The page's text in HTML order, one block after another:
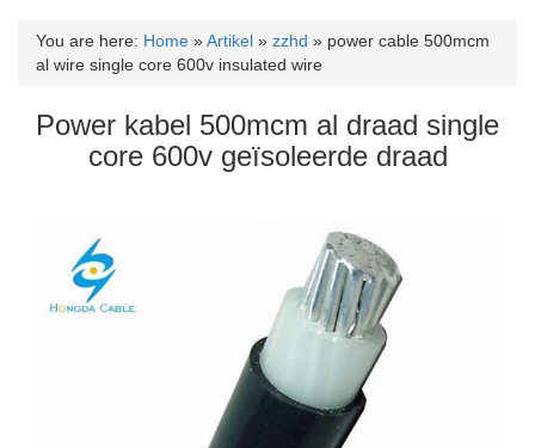
i
You are here: Home »Artikel » zzhd » power cable 500mcm
al wire single core 600v insulated wire
Power kabel 500mcm al draad single
core 600v geïsoleerde draad